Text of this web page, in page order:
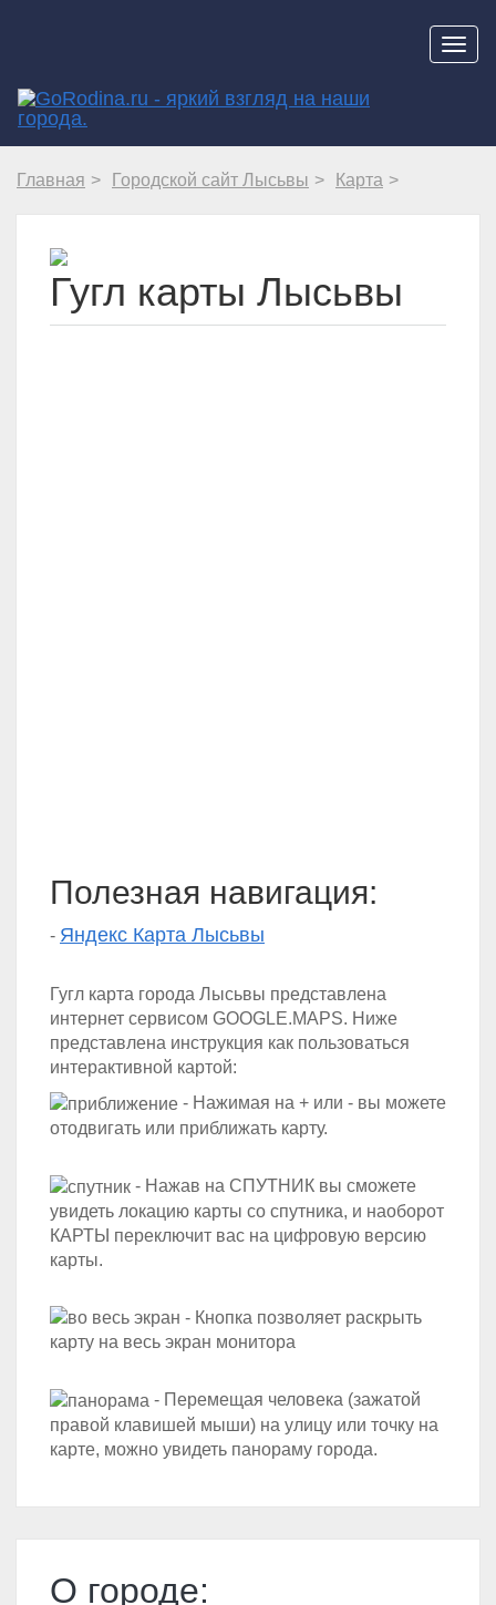
Главная Городской сайт Лысьвы Карта
Гугл карты Лысьвы
Полезная навигация:
- Яндекс Карта Лысьвы
Гугл карта города Лысьвы представлена
интернет сервисом GOOGLE.MAPS. Ниже
представлена инструкция как пользоваться
интерактивной картой:
- Нажимая на + или - вы можете
отодвигать или приближать карту.
- Нажав на СПУТНИК вы сможете
увидеть локацию карты со спутника, и наоборот
КАРТЫ переключит вас на цифровую версию
карты.
- Кнопка позволяет раскрыть
карту на весь экран монитора
- Перемещая человека (зажатой
правой клавишей мыши) на улицу или точку на
карте, можно увидеть панораму города.
О городе: